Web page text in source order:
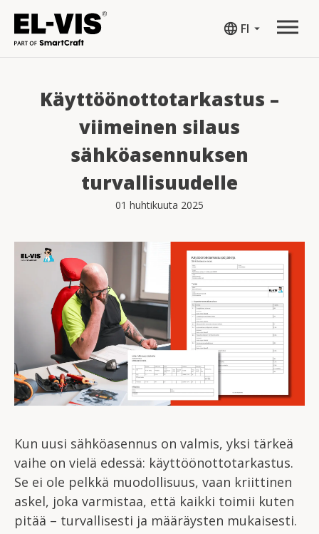
language FI arrow_drop_down
Käyttöönottotarkastus –
viimeinen silaus
sähköasennuksen
turvallisuudelle
01 huhtikuuta 2025
Kun uusi sähköasennus on valmis, yksi tärkeä
vaihe on vielä edessä: käyttöönottotarkastus.
Se ei ole pelkkä muodollisuus, vaan kriittinen
askel, joka varmistaa, että kaikki toimii kuten
pitää – turvallisesti ja määräysten mukaisesti.